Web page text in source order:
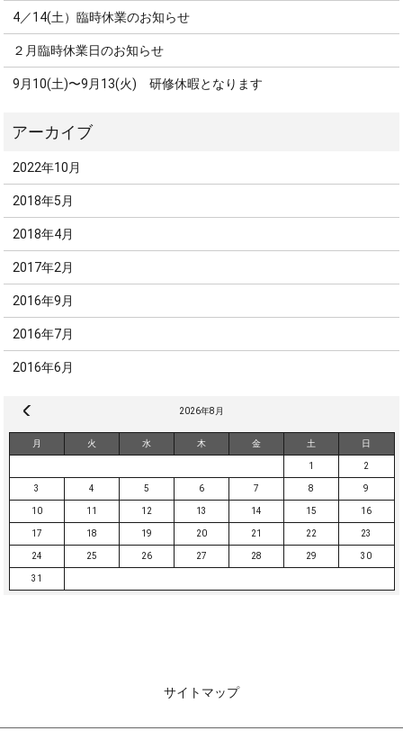
4／14(土）臨時休業のお知らせ
２月臨時休業日のお知らせ
9月10(土)〜9月13(火) 研修休暇となります
2022年10月
2018年5月
2018年4月
2017年2月
2016年9月
2016年7月
2016年6月
2026年8月
月 火 水 木 金 土 日
1 2
3 4 5 6 7 8 9
10 11 12 13 14 15 16
17 18 19 20 21 22 23
24 25 26 27 28 29 30
31
サイトマップ